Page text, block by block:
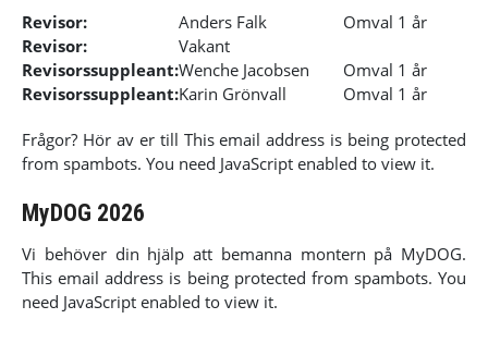
Revisor: Anders Falk
Omval 1 år
Revisor:
Vakant
Revisorssuppleant:Wenche Jacobsen
Omval 1 år
Revisorssuppleant:Karin Grönvall Omval 1 år
Frågor? Hör av er till This email address is being protected
from spambots. You need JavaScript enabled to view it.
MyDOG 2026
Vi behöver din hjälp att bemanna montern på MyDOG.
This email address is being protected from spambots. You
need JavaScript enabled to view it.